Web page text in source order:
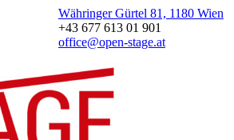
Währinger Gürtel 81, 1180 Wien
+43 677 613 01 901
office@open-stage.at